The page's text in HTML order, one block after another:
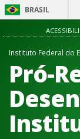
BRASIL
Instituto Federal do
Pró-